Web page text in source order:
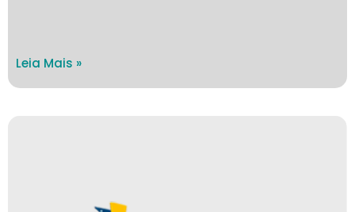
Leia Mais »